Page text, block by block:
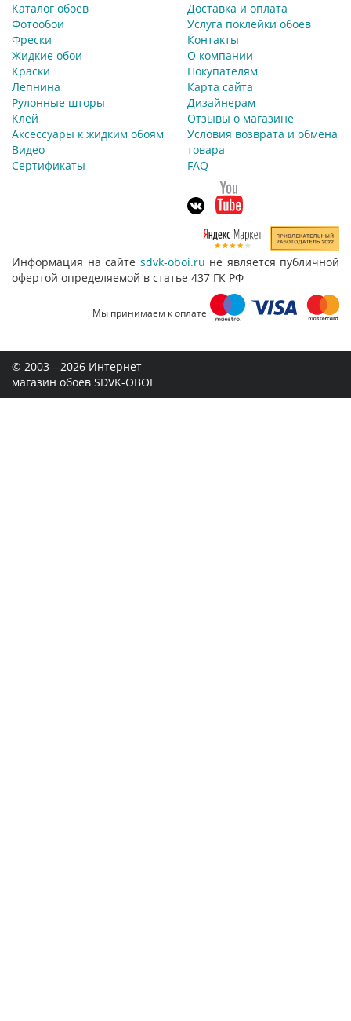
Каталог обоев
Фотообои
Фрески
Жидкие обои
Краски
Лепнина
Рулонные шторы
Клей
Аксессуары к жидким обоям
Видео
Сертификаты
Доставка и оплата
Услуга поклейки обоев
Контакты
О компании
Покупателям
Карта сайта
Дизайнерам
Отзывы о магазине
Условия возврата и обмена
товара
FAQ
Информация на сайте sdvk-oboi.ru не является публичной
офертой определяемой в статье 437 ГК РФ
Мы принимаем к оплате
© 2003—2026 Интернет-
магазин обоев SDVK-OBOI